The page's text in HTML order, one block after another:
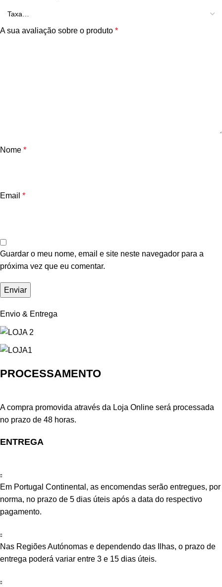
A sua avaliação sobre o produto *
Nome *
Email *
Guardar o meu nome, email e site neste navegador para a
próxima vez que eu comentar.
Envio & Entrega
PROCESSAMENTO
A compra promovida através da Loja Online será processada
no prazo de 48 horas.
ENTREGA
Em Portugal Continental, as encomendas serão entregues, por
norma, no prazo de 5 dias úteis após a data do respectivo
pagamento.
Nas Regiões Autónomas e dependendo das Ilhas, o prazo de
entrega poderá variar entre 3 e 15 dias úteis.